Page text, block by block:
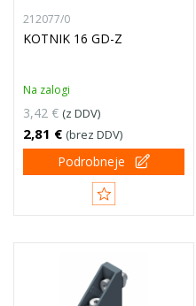
212077/0
KOTNIK 16 GD-Z
Na zalogi
3,42 € (z DDV)
2,81 € (brez DDV)
Podrobneje